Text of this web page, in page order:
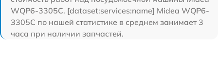
WQP6-3305C. [dataset:services:name] Midea WQP6-
3305C по нашей статистике в среднем занимает 3
часа при наличии запчастей.